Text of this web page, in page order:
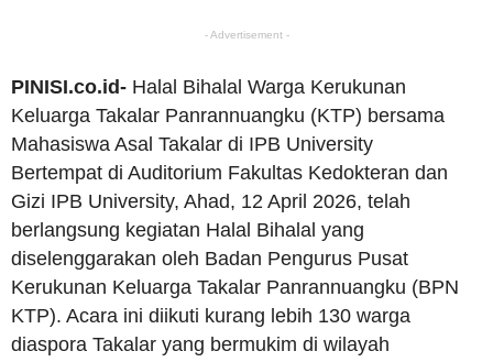
- Advertisement -
PINISI.co.id- Halal Bihalal Warga Kerukunan
Keluarga Takalar Panrannuangku (KTP) bersama
Mahasiswa Asal Takalar di IPB University
Bertempat di Auditorium Fakultas Kedokteran dan
Gizi IPB University, Ahad, 12 April 2026, telah
berlangsung kegiatan Halal Bihalal yang
diselenggarakan oleh Badan Pengurus Pusat
Kerukunan Keluarga Takalar Panrannuangku (BPN
KTP). Acara ini diikuti kurang lebih 130 warga
diaspora Takalar yang bermukim di wilayah